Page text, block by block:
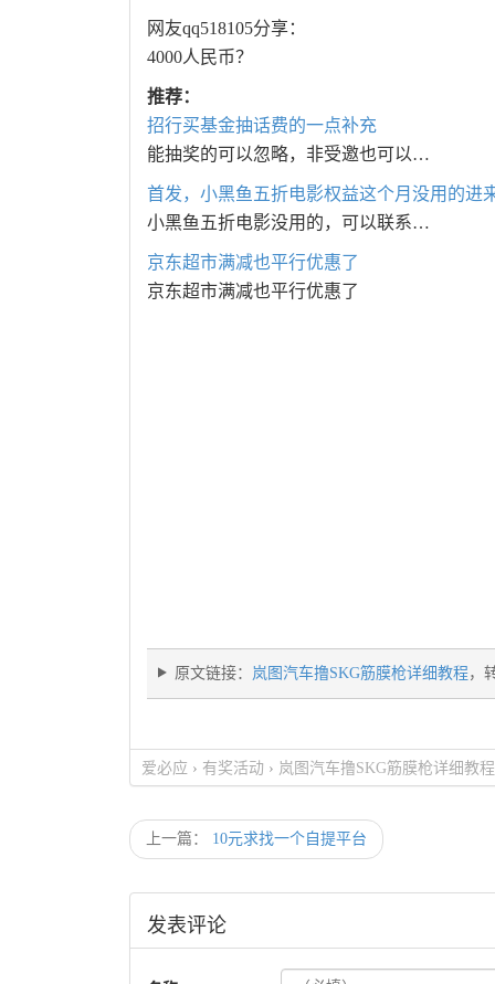
网友qq518105分享：
4000人民币？
推荐：
招行买基金抽话费的一点补充
能抽奖的可以忽略，非受邀也可以…
首发，小黑鱼五折电影权益这个月没用的进
小黑鱼五折电影没用的，可以联系…
京东超市满减也平行优惠了
京东超市满减也平行优惠了
原文链接： 岚图汽车撸SKG筋膜枪详细教程，
爱必应 › 有奖活动 › 岚图汽车撸SKG筋膜枪详细教程
上一篇： 10元求找一个自提平台
发表评论